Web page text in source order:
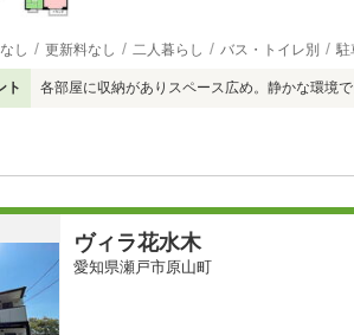
し 更新料なし 二人暮らし バス・トイレ別 駐
ト 各部屋に収納がありスペース広め。静かな環境
ヴィラ花水木
愛知県瀬戸市原山町